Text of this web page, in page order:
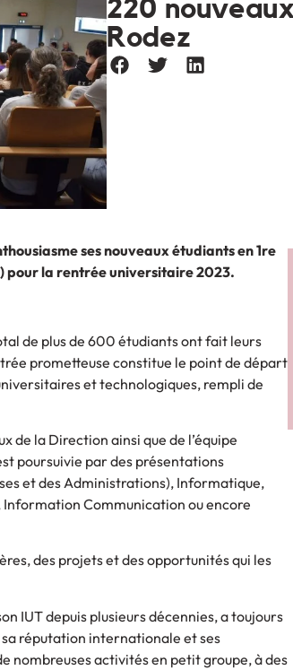
220
Rodez
ses nouveaux étudiants en 1re
pour la rentrée universitaire 2023.
de plus de 600 étudiants ont fait leurs
prometteuse constitue le point de départ
et technologiques, rempli de
de la Direction ainsi que de l’équipe
poursuivie par des présentations
et des Administrations), Informatique,
Communication ou encore
des projets et des opportunités qui les
IUT depuis plusieurs décennies, a toujours
réputation internationale et ses
nombreuses activités en petit groupe, à des